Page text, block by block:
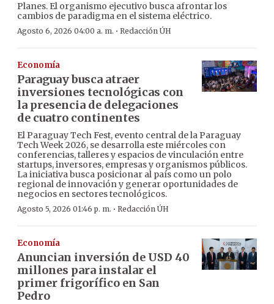
Planes. El organismo ejecutivo busca afrontar los
cambios de paradigma en el sistema eléctrico.
Agosto 6, 2026 04:00 a. m. · Redacción ÚH
Economía
Paraguay busca atraer
inversiones tecnológicas con
la presencia de delegaciones
de cuatro continentes
El Paraguay Tech Fest, evento central de la Paraguay
Tech Week 2026, se desarrolla este miércoles con
conferencias, talleres y espacios de vinculación entre
startups, inversores, empresas y organismos públicos.
La iniciativa busca posicionar al país como un polo
regional de innovación y generar oportunidades de
negocios en sectores tecnológicos.
Agosto 5, 2026 01:46 p. m. · Redacción ÚH
Economía
Anuncian inversión de USD 40
millones para instalar el
primer frigorífico en San
Pedro